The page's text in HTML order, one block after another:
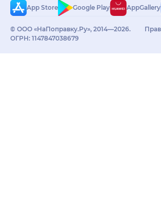
App Store
Google Play AppGallery
© ООО «НаПоправку.Ру», 2014—2026.
ОГРН: 1147847038679